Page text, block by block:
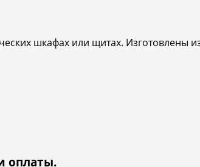
шкафах или щитах. Изготовлены
оплаты.